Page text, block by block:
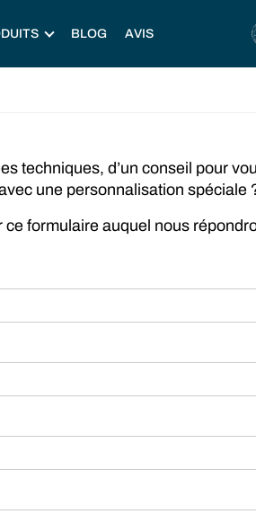
BLOG AVIS
techniques, d’un conseil pour
une personnalisation spéciale
formulaire auquel nous